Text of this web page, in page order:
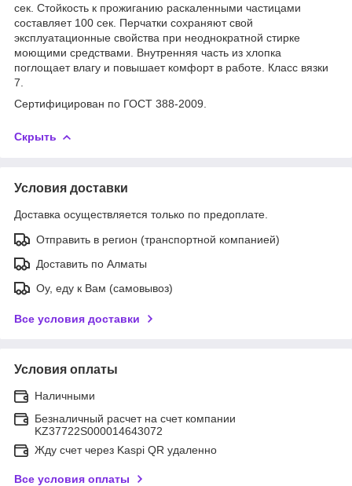
сек. Стойкость к прожиганию раскаленными частицами
составляет 100 сек. Перчатки сохраняют свой
эксплуатационные свойства при неоднократной стирке
моющими средствами. Внутренняя часть из хлопка
поглощает влагу и повышает комфорт в работе. Класс вязки
7.
Сертифицирован по ГОСТ 388-2009.
Скрыть
Условия доставки
Доставка осуществляется только по предоплате.
Отправить в регион (транспортной компанией)
Доставить по Алматы
Оу, еду к Вам (самовывоз)
Все условия доставки
Условия оплаты
Наличными
Безналичный расчет на счет компании
KZ37722S000014643072
Жду счет через Kaspi QR удаленно
Все условия оплаты